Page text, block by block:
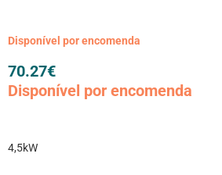
Disponível por encomenda
70.27€
Disponível por encomenda
4,5kW